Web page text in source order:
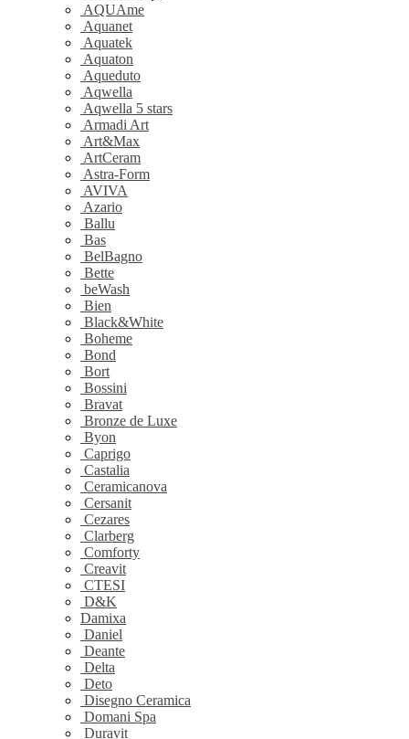
AQUAme
Aquanet
Aquatek
Aquaton
Aqueduto
Aqwella
Aqwella 5 stars
Armadi Art
Art&Max
ArtCeram
Astra-Form
AVIVA
Azario
Ballu
Bas
BelBagno
Bette
beWash
Bien
Black&White
Boheme
Bond
Bort
Bossini
Bravat
Bronze de Luxe
Byon
Caprigo
Castalia
Ceramicanova
Cersanit
Cezares
Clarberg
Comforty
Creavit
CTESI
D&K
Damixa
Daniel
Deante
Delta
Deto
Disegno Ceramica
Domani Spa
Duravit